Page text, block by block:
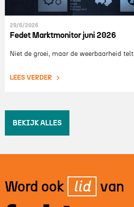
29/6/2026
Fedet Marktmonitor juni 2026
Niet de groei, maar de weerbaarheid telt
LEES VERDER
BEKIJK ALLES
Word ook lid van